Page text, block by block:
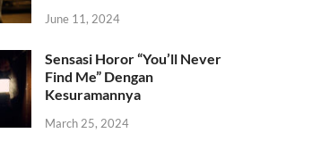
June 11, 2024
Sensasi Horor “You’ll Never
Find Me” Dengan
Kesuramannya
March 25, 2024